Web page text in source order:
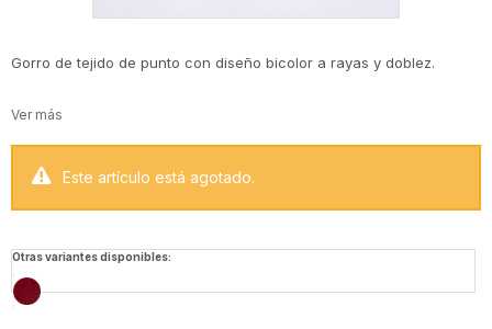
Gorro de tejido de punto con diseño bicolor a rayas y doblez.
Este artículo está agotado.
Otras variantes disponibles: